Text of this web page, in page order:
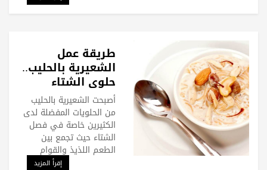
طريقة عمل
الشعيرية بالحليب..
حلوى الشتاء
المفضلة
أصبحت الشعيرية بالحليب
من الحلويات المفضلة لدى
الكثيرين خاصة في فصل
الشتاء حيث تجمع بين
الطعم اللذيذ والقوام
إقرأ المزيد